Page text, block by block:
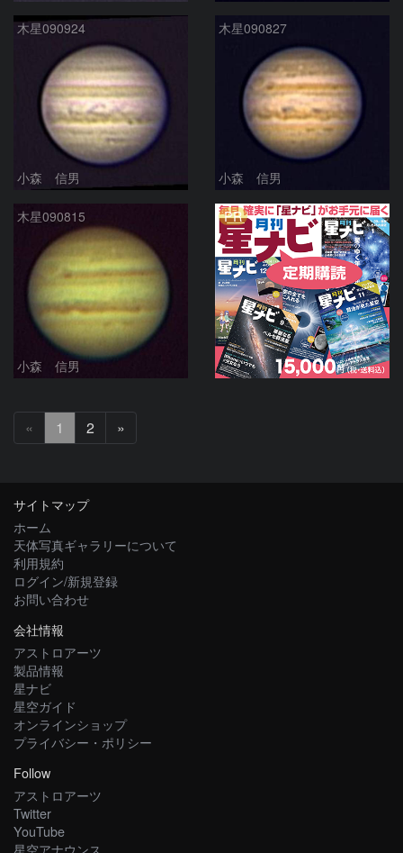
木星090924
小森 信男
木星090827
小森 信男
木星090815
小森 信男
PR
« 1 2 »
へ
サイトマップ
ホーム
天体写真ギャラリーについて
利用規約
ログイン/新規登録
お問い合わせ
会社情報
アストロアーツ
製品情報
星ナビ
星空ガイド
オンラインショップ
プライバシー・ポリシー
Follow
アストロアーツ
Twitter
YouTube
星空アナウンス